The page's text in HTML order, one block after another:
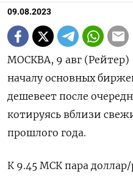
09.08.2023
МОСКВА, 9 авг (Рейтер)
началу основных
дешевеет после
котируясь вблизи
прошлого года.
К 9.45 МСК пара